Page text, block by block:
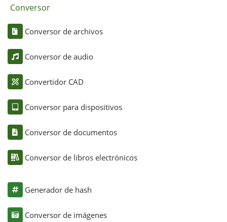
Conversor
Conversor de archivos
Conversor de audio
Convertidor CAD
Conversor para dispositivos
Conversor de documentos
Conversor de libros electrónicos
Generador de hash
Conversor de imágenes